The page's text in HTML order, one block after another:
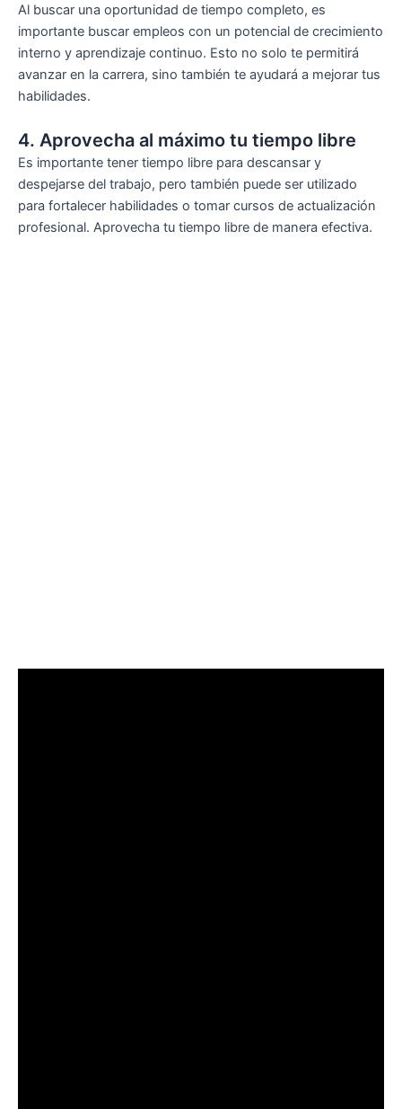
Al buscar una oportunidad de tiempo completo, es
importante buscar empleos con un potencial de crecimiento
interno y aprendizaje continuo. Esto no solo te permitirá
avanzar en la carrera, sino también te ayudará a mejorar tus
habilidades.
4. Aprovecha al máximo tu tiempo libre
Es importante tener tiempo libre para descansar y
despejarse del trabajo, pero también puede ser utilizado
para fortalecer habilidades o tomar cursos de actualización
profesional. Aprovecha tu tiempo libre de manera efectiva.